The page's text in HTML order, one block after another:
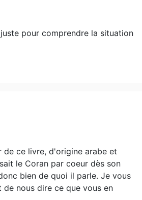
pour comprendre la situation
de ce livre, d'origine arabe et
le Coran par coeur dès son
bien de quoi il parle. Je vous
nous dire ce que vous en